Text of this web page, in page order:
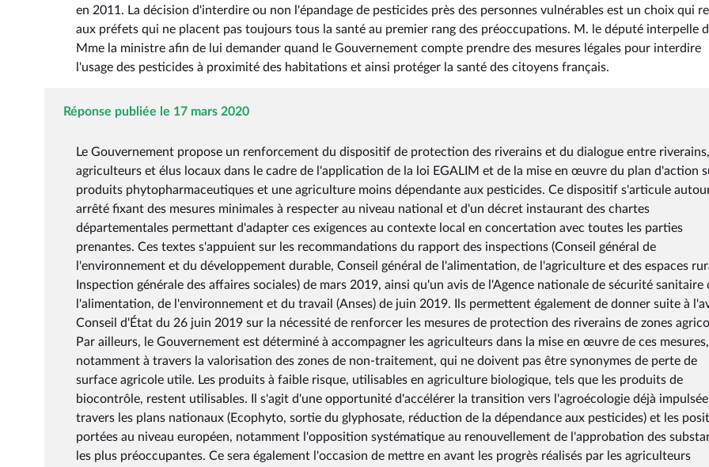
en 2011. La décision d'interdire ou non l'épandage de pesticides près des personnes vulnérables est un choix qui
aux préfets qui ne placent pas toujours tous la santé au premier rang des préoccupations. M. le député interpelle
Mme la ministre afin de lui demander quand le Gouvernement compte prendre des mesures légales pour interdire
l'usage des pesticides à proximité des habitations et ainsi protéger la santé des citoyens français.
Réponse publiée le 17 mars 2020
Le Gouvernement propose un renforcement du dispositif de protection des riverains et du dialogue entre riverains,
agriculteurs et élus locaux dans le cadre de l'application de la loi EGALIM et de la mise en œuvre du plan d'action
produits phytopharmaceutiques et une agriculture moins dépendante aux pesticides. Ce dispositif s'articule
arrêté fixant des mesures minimales à respecter au niveau national et d'un décret instaurant des chartes
départementales permettant d'adapter ces exigences au contexte local en concertation avec toutes les parties
prenantes. Ces textes s'appuient sur les recommandations du rapport des inspections (Conseil général de
l'environnement et du développement durable, Conseil général de l'alimentation, de l'agriculture et des espaces
Inspection générale des affaires sociales) de mars 2019, ainsi qu'un avis de l'Agence nationale de sécurité sanitaire
l'alimentation, de l'environnement et du travail (Anses) de juin 2019. Ils permettent également de donner suite à
Conseil d'État du 26 juin 2019 sur la nécessité de renforcer les mesures de protection des riverains de zones
Par ailleurs, le Gouvernement est déterminé à accompagner les agriculteurs dans la mise en œuvre de ces mesures,
notamment à travers la valorisation des zones de non-traitement, qui ne doivent pas être synonymes de perte de
surface agricole utile. Les produits à faible risque, utilisables en agriculture biologique, tels que les produits de
biocontrôle, restent utilisables. Il s'agit d'une opportunité d'accélérer la transition vers l'agroécologie déjà impulsée
travers les plans nationaux (Ecophyto, sortie du glyphosate, réduction de la dépendance aux pesticides) et les
portées au niveau européen, notamment l'opposition systématique au renouvellement de l'approbation des
les plus préoccupantes. Ce sera également l'occasion de mettre en avant les progrès réalisés par les agriculteurs